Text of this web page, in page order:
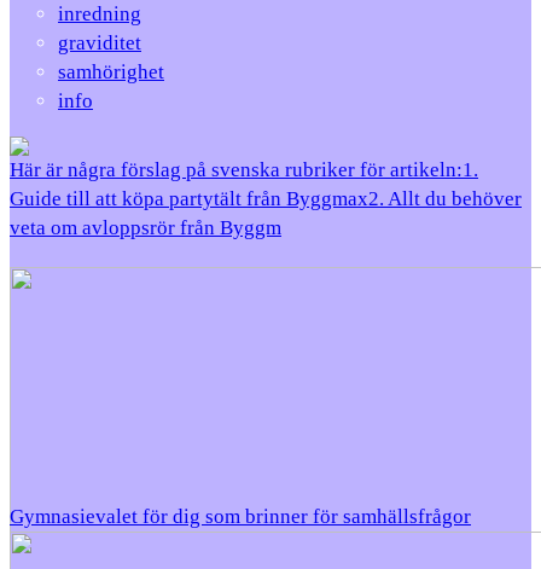
inredning
graviditet
samhörighet
info
Här är några förslag på svenska rubriker för artikeln:1.
Guide till att köpa partytält från Byggmax2. Allt du behöver
veta om avloppsrör från Byggm
Gymnasievalet för dig som brinner för samhällsfrågor